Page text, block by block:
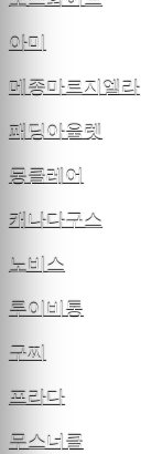
아미
메종마르지엘라
패딩아울렛
몽클레어
캐나다구스
노비스
루이비통
구찌
프라다
무스너클